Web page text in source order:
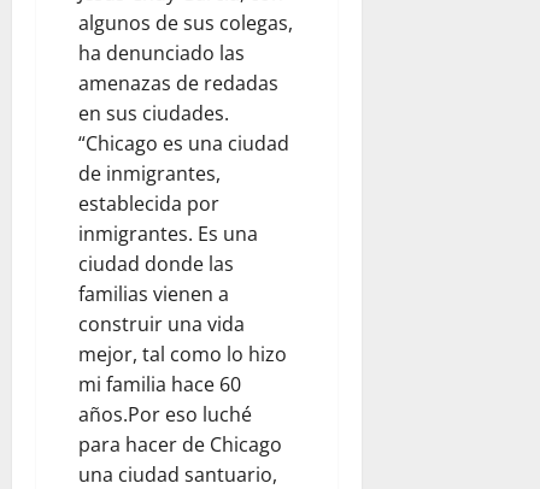
algunos de sus colegas,
ha denunciado las
amenazas de redadas
en sus ciudades.
“Chicago es una ciudad
de inmigrantes,
establecida por
inmigrantes. Es una
ciudad donde las
familias vienen a
construir una vida
mejor, tal como lo hizo
mi familia hace 60
años.Por eso luché
para hacer de Chicago
una ciudad santuario,